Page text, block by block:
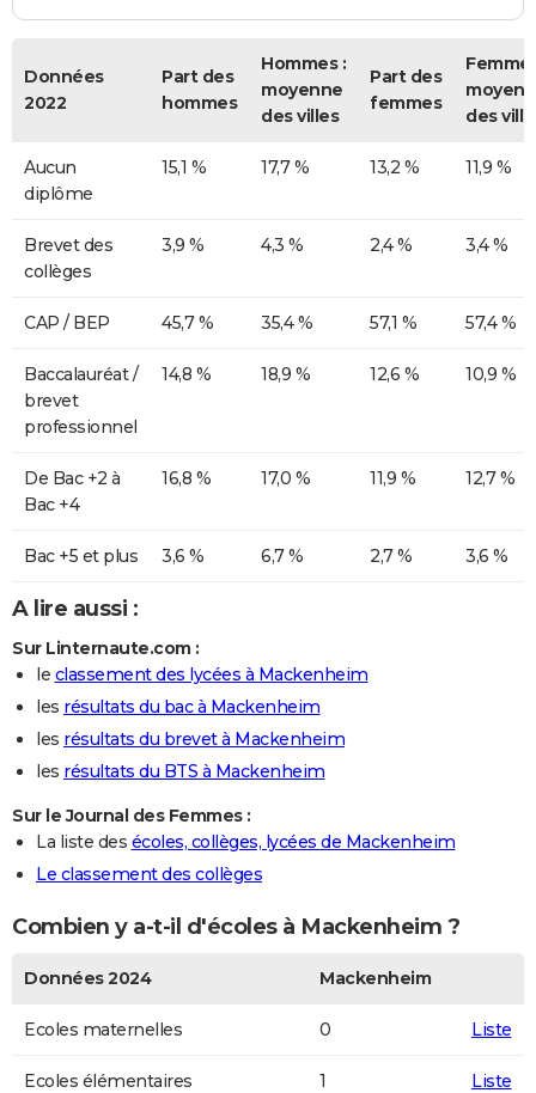
Données
2022
Part des
hommes
Hommes :
moyenne
des villes
Part des
femmes
des
Aucun
diplôme
15,1 % 17,7 % 13,2 % 11,9 %
Brevet des
collèges
3,9 % 4,3 % 2,4 % 3,4 %
CAP / BEP 45,7 % 35,4 % 57,1 % 57,4 %
Baccalauréat /
brevet
professionnel
14,8 % 18,9 % 12,6 % 10,9 %
De Bac +2 à
Bac +4
16,8 % 17,0 % 11,9 % 12,7 %
Bac +5 et plus 3,6 % 6,7 % 2,7 % 3,6 %
A lire aussi :
Sur Linternaute.com :
le classement des lycées à Mackenheim
les résultats du bac à Mackenheim
les résultats du brevet à Mackenheim
les résultats du BTS à Mackenheim
Sur le Journal des Femmes :
La liste des écoles, collèges, lycées de Mackenheim
Le classement des collèges
Combien y a-t-il d'écoles à Mackenheim ?
Données 2024 Mackenheim
Ecoles maternelles 0 Liste
Ecoles élémentaires 1 Liste